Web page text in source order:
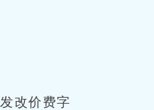
发改价费字